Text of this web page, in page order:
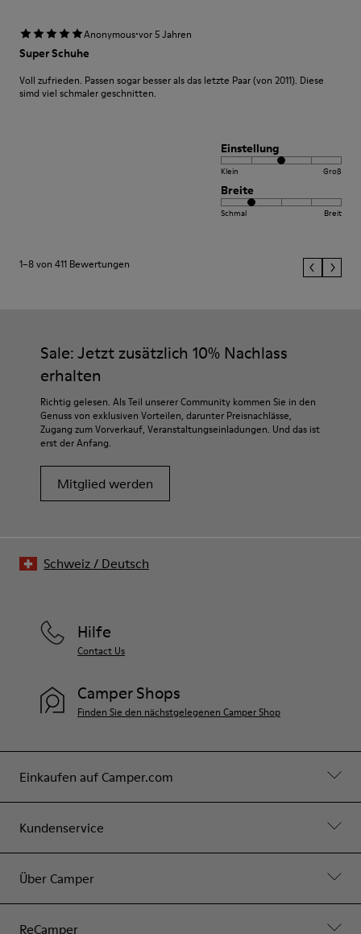
Anonymous·vor 5 Jahren
Super Schuhe
Voll zufrieden. Passen sogar besser als das letzte Paar (von 2011). Diese
simd viel schmaler geschnitten.
Einstellung
Klein Groß
Breite
Schmal Breit
1–8 von 411 Bewertungen
Sale: Jetzt zusätzlich 10% Nachlass
erhalten
Richtig gelesen. Als Teil unserer Community kommen Sie in den
Genuss von exklusiven Vorteilen, darunter Preisnachlässe,
Zugang zum Vorverkauf, Veranstaltungseinladungen. Und das ist
erst der Anfang.
Mitglied werden
Einkaufen auf Camper.com
Kundenservice
Über Camper
ReCamper
Hilfe
Contact Us
Camper Shops
Finden Sie den nächstgelegenen Camper Shop
Schweiz/ Deutsch